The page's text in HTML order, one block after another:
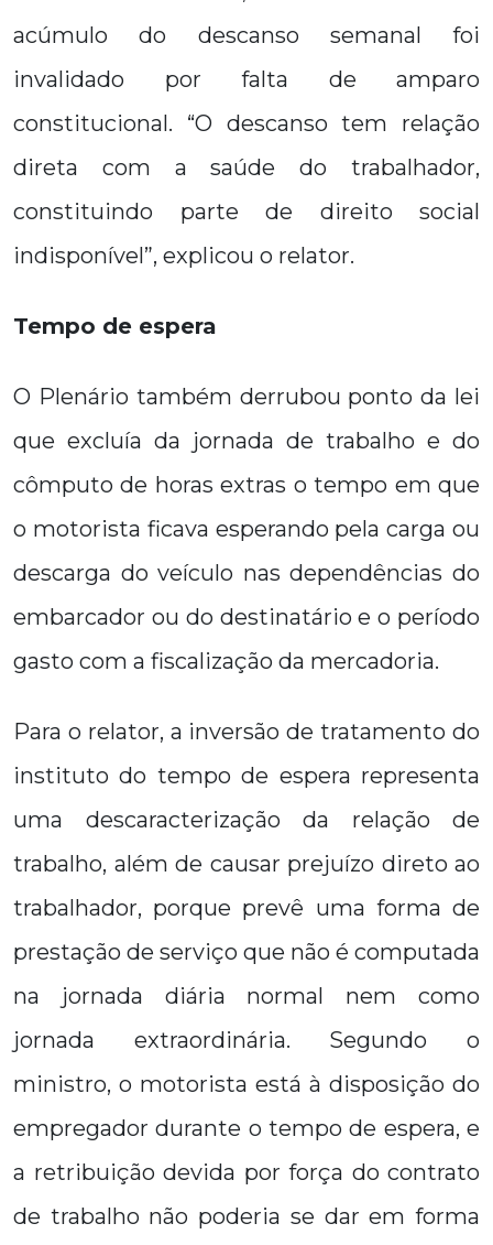
acúmulo do descanso semanal foi
invalidado por falta de amparo
constitucional. “O descanso tem relação
direta com a saúde do trabalhador,
constituindo parte de direito social
indisponível”, explicou o relator.
Tempo de espera
O Plenário também derrubou ponto da lei
que excluía da jornada de trabalho e do
cômputo de horas extras o tempo em que
o motorista ficava esperando pela carga ou
descarga do veículo nas dependências do
embarcador ou do destinatário e o período
gasto com a fiscalização da mercadoria.
Para o relator, a inversão de tratamento do
instituto do tempo de espera representa
uma descaracterização da relação de
trabalho, além de causar prejuízo direto ao
trabalhador, porque prevê uma forma de
prestação de serviço que não é computada
na jornada diária normal nem como
jornada extraordinária. Segundo o
ministro, o motorista está à disposição do
empregador durante o tempo de espera, e
a retribuição devida por força do contrato
de trabalho não poderia se dar em forma